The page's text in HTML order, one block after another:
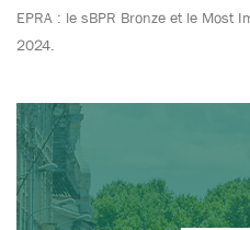
EPRA : le sBPR Bronze et le Most
2024.